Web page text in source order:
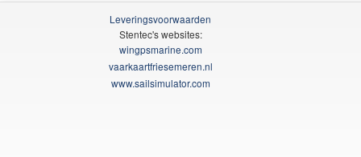
Leveringsvoorwaarden
Stentec's websites:
wingpsmarine.com
vaarkaartfriesemeren.nl
www.sailsimulator.com